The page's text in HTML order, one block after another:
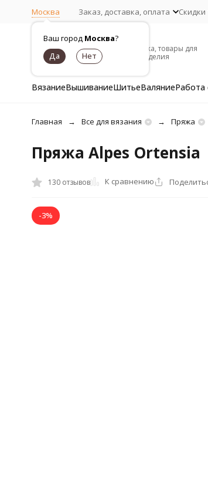
Москва
Ваш город Москва?
Заказ, доставка, оплата Скидки
Пряжа, товары для
рукоделия
ВязаниеВышиваниеШитьеВаляниеРабота
Главная Все для вязания Пряжа
Пряжа Alpes Ortensia
130 отзывов К сравнению
-3%